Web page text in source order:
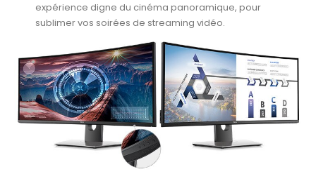
expérience digne du cinéma panoramique, pour
sublimer vos soirées de streaming vidéo.